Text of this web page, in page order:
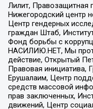
Лилит, Правозащитная
Нижегородский центр
Центр гендерных
граждан Штаб,
Фонд борьбы с
НАСИЛИЮ.НЕТ, Мы
действие, Открытый
Правовая инициатива,
Ерушалаим, Центр
средств массовой
прав заключенных,
движений, Центр